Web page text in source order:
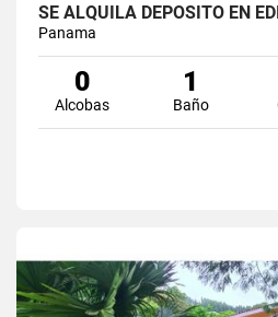
SE ALQUILA DEPÓSITO EN
Panama
0
Alcobas
1
Baño